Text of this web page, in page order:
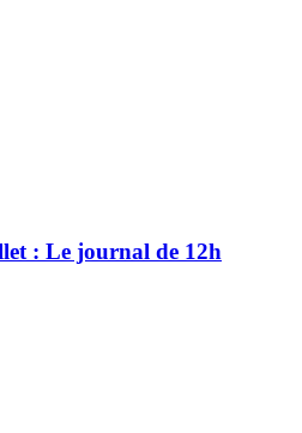
: Le journal de 12h